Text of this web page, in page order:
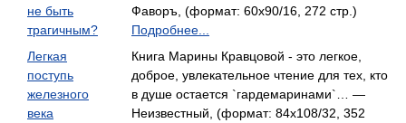
не быть
трагичным?
Фаворъ, (формат: 60x90/16, 272 стр.)
Подробнее...
Легкая
поступь
железного
века
Книга Марины Кравцовой - это легкое,
доброе, увлекательное чтение для тех, кто
в душе остается `гардемаринами`… —
Неизвестный, (формат: 84x108/32, 352